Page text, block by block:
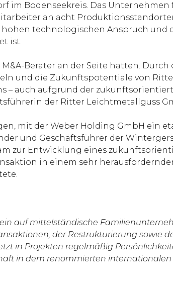
im Bodenseekreis. Das
an acht
technologischen Anspruch und
ist.
Berater an der Seite hatten. Durch
und die Zukunftspotentiale von
– auch aufgrund der
der Ritter Leichtmetallguss
mit der Weber Holding GmbH ein
und Geschäftsführer der
zur Entwicklung eines
in einem sehr
auf mittelständische
der Restrukturierung sowie
in Projekten regelmäßig
in dem renommierten internationalen